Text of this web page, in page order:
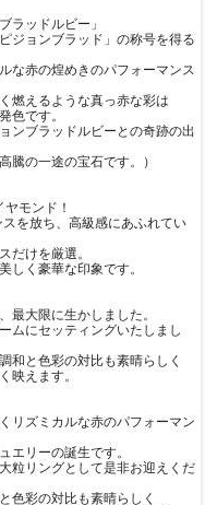
ラッドルビー」
ジョンブラッド」の称号を得る
な赤の煌めきのパフォーマンス
燃えるような真っ赤な彩は
色です。
ンブラッドルビーとの奇跡の出
騰の一途の宝石です。）
モンド！
を放ち、高級感にあふれてい
だけを厳選。
しく豪華な印象です。
最大限に生かしました。
ムにセッティングいたしまし
和と色彩の対比も素晴らしく
映えます。
リズミカルな赤のパフォーマン
エリーの誕生です。
粒リングとして是非お迎えくだ
色彩の対比も素晴らしく